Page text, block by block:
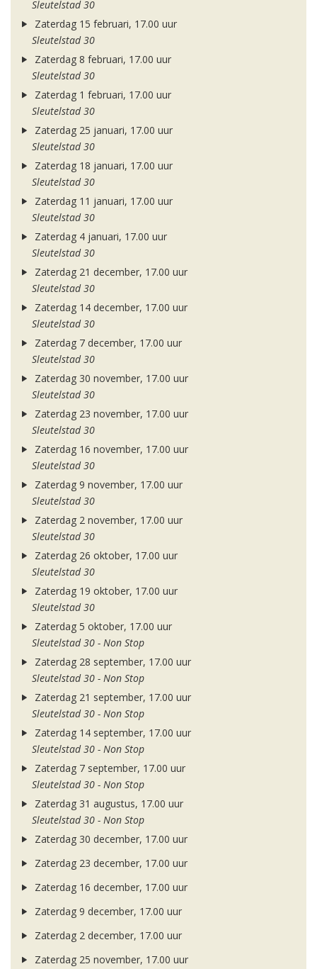
Sleutelstad 30
Zaterdag 15 februari, 17.00 uur
Sleutelstad 30
Zaterdag 8 februari, 17.00 uur
Sleutelstad 30
Zaterdag 1 februari, 17.00 uur
Sleutelstad 30
Zaterdag 25 januari, 17.00 uur
Sleutelstad 30
Zaterdag 18 januari, 17.00 uur
Sleutelstad 30
Zaterdag 11 januari, 17.00 uur
Sleutelstad 30
Zaterdag 4 januari, 17.00 uur
Sleutelstad 30
Zaterdag 21 december, 17.00 uur
Sleutelstad 30
Zaterdag 14 december, 17.00 uur
Sleutelstad 30
Zaterdag 7 december, 17.00 uur
Sleutelstad 30
Zaterdag 30 november, 17.00 uur
Sleutelstad 30
Zaterdag 23 november, 17.00 uur
Sleutelstad 30
Zaterdag 16 november, 17.00 uur
Sleutelstad 30
Zaterdag 9 november, 17.00 uur
Sleutelstad 30
Zaterdag 2 november, 17.00 uur
Sleutelstad 30
Zaterdag 26 oktober, 17.00 uur
Sleutelstad 30
Zaterdag 19 oktober, 17.00 uur
Sleutelstad 30
Zaterdag 5 oktober, 17.00 uur
Sleutelstad 30 - Non Stop
Zaterdag 28 september, 17.00 uur
Sleutelstad 30 - Non Stop
Zaterdag 21 september, 17.00 uur
Sleutelstad 30 - Non Stop
Zaterdag 14 september, 17.00 uur
Sleutelstad 30 - Non Stop
Zaterdag 7 september, 17.00 uur
Sleutelstad 30 - Non Stop
Zaterdag 31 augustus, 17.00 uur
Sleutelstad 30 - Non Stop
Zaterdag 30 december, 17.00 uur
Zaterdag 23 december, 17.00 uur
Zaterdag 16 december, 17.00 uur
Zaterdag 9 december, 17.00 uur
Zaterdag 2 december, 17.00 uur
Zaterdag 25 november, 17.00 uur